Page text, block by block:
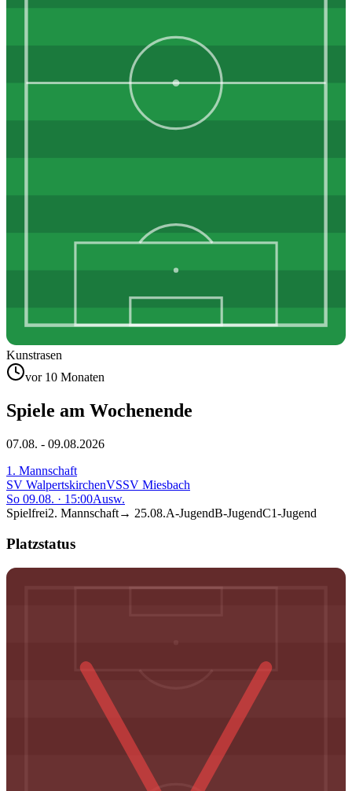
Kunstrasen
vor 10 Monaten
Spiele am Wochenende
07.08. - 09.08.2026
1. Mannschaft
SV WalpertskirchenVSSV Miesbach
So 09.08. · 15:00Ausw.
Spielfrei2. Mannschaft→ 25.08.A-JugendB-JugendC1-Jugend
Platzstatus